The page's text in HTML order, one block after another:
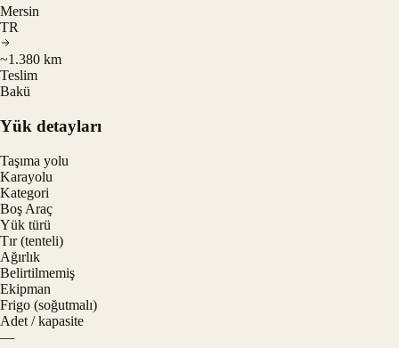
Mersin
TR
~1.380 km
Teslim
Bakü
Yük detayları
Taşıma yolu
Karayolu
Kategori
Boş Araç
Yük türü
Tır (tenteli)
Ağırlık
Belirtilmemiş
Ekipman
Frigo (soğutmalı)
Adet / kapasite
—